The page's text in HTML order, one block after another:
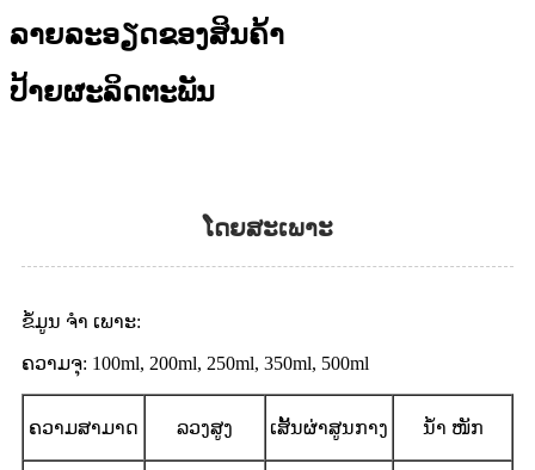
ລາຍລະອຽດຂອງສິນຄ້າ
ປ້າຍຜະລິດຕະພັນ
ໂດຍສະເພາະ
ຂໍ້ມູນ ຈຳ ເພາະ:
ຄວາມຈຸ: 100ml, 200ml, 250ml, 350ml, 500ml
ຄວາມສາມາດ ລວງສູງ ເສັ້ນຜ່າສູນກາງ ນໍ້າ ໜັກ